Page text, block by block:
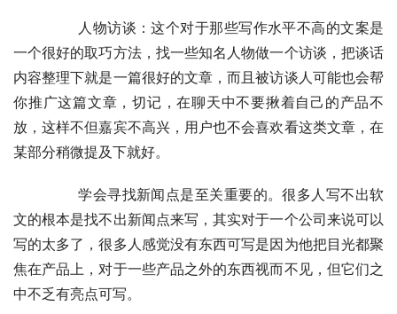
一个很好的取巧方法，找一些知名人物做一个访谈，把谈话
内容整理下就是一篇很好的文章，而且被访谈人可能也会帮
你推广这篇文章，切记，在聊天中不要揪着自己的产品不
放，这样不但嘉宾不高兴，用户也不会喜欢看这类文章，在
某部分稍微提及下就好。
文的根本是找不出新闻点来写，其实对于一个公司来说可以
写的太多了，很多人感觉没有东西可写是因为他把目光都聚
焦在产品上，对于一些产品之外的东西视而不见，但它们之
中不乏有亮点可写。